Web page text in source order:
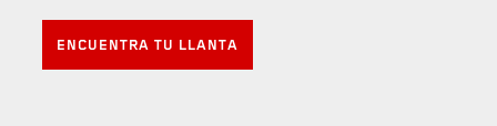
ENCUENTRA TU LLANTA